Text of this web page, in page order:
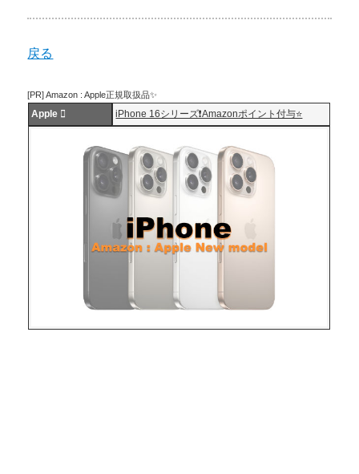
戻る
[PR] Amazon : Apple正規取扱品✨
Apple  iPhone 16シリーズ❗️Amazonポイント付与⭐️